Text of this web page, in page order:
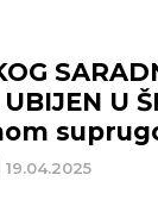
19.04.2025
UBIJEN U